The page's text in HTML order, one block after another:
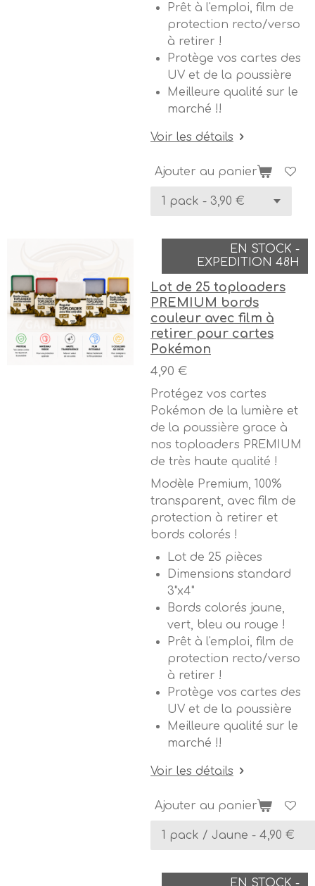
Prêt à l'emploi, film de
protection recto/verso
à retirer !
Protège vos cartes des
UV et de la poussière
Meilleure qualité sur le
marché !!
Voir les détails
Ajouter au panier
EN STOCK -
EXPEDITION 48H
Lot de 25 toploaders
PREMIUM bords
couleur avec film à
retirer pour cartes
Pokémon
4,90 €
Protégez vos cartes
Pokémon de la lumière et
de la poussière grace à
nos toploaders PREMIUM
de très haute qualité !
Modèle Premium, 100%
transparent, avec film de
protection à retirer et
bords colorés !
Lot de 25 pièces
Dimensions standard
3"x4"
Bords colorés jaune,
vert, bleu ou rouge !
Prêt à l'emploi, film de
protection recto/verso
à retirer !
Protège vos cartes des
UV et de la poussière
Meilleure qualité sur le
marché !!
Voir les détails
Ajouter au panier
EN STOCK -